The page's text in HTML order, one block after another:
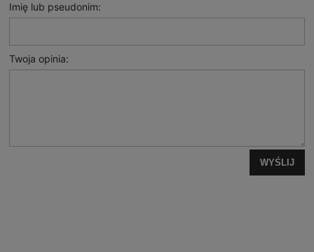
Imię lub pseudonim:
Twoja opinia:
WYŚLIJ